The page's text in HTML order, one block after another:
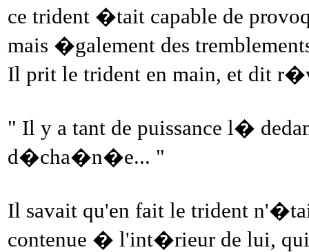
ce trident �tait capable de
mais �galement des
Il prit le trident en main, et dit
" Il y a tant de puissance l�
d�cha�n�e... "
Il savait qu'en fait le trident
contenue � l'int�rieur de lui,